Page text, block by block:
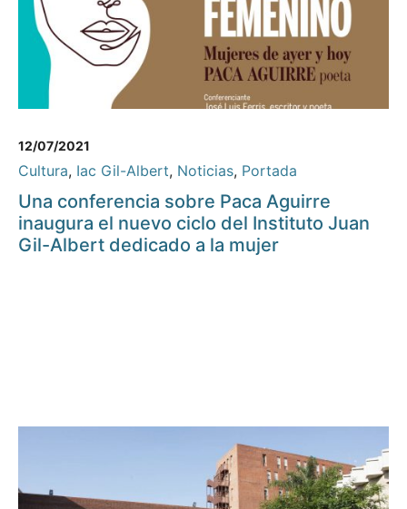
12/07/2021
Cultura, Iac Gil-Albert, Noticias, Portada
Una conferencia sobre Paca Aguirre
inaugura el nuevo ciclo del Instituto Juan
Gil-Albert dedicado a la mujer